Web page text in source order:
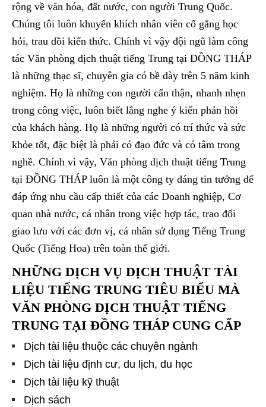
rộng về văn hóa, đất nước, con người Trung Quốc.
Chúng tôi luôn khuyến khích nhân viên cố gắng học
hỏi, trau dồi kiến thức. Chính vì vậy đội ngũ làm công
tác Văn phòng dịch thuật tiếng Trung tại ĐỒNG THÁP
là những thạc sĩ, chuyên gia có bề dày trên 5 năm kinh
nghiệm. Họ là những con người cẩn thận, nhanh nhẹn
trong công việc, luôn biết lắng nghe ý kiến phản hồi
của khách hàng. Họ là những người có trí thức và sức
khỏe tốt, đặc biệt là phải có đạo đức và có tâm trong
nghề. Chính vì vậy, Văn phòng dịch thuật tiếng Trung
tại ĐỒNG THÁP luôn là một công ty đáng tin tưởng để
đáp ứng nhu cầu cấp thiết của các Doanh nghiệp, Cơ
quan nhà nước, cá nhân trong việc hợp tác, trao đổi
giao lưu với các đơn vị, cá nhân sử dụng Tiếng Trung
Quốc (Tiếng Hoa) trên toàn thế giới.
NHỮNG DỊCH VỤ DỊCH THUẬT TÀI
LIỆU TIẾNG TRUNG TIÊU BIỂU MÀ
VĂN PHÒNG DỊCH THUẬT TIẾNG
TRUNG TẠI ĐỒNG THÁP CUNG CẤP
Dịch tài liệu thuộc các chuyên ngành
Dịch tài liệu định cư, du lịch, du học
Dịch tài liệu kỹ thuật
Dịch sách